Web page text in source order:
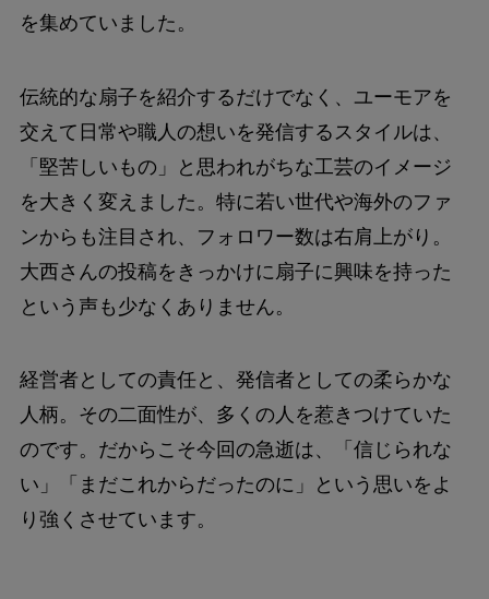
を集めていました。
伝統的な扇子を紹介するだけでなく、ユーモアを
交えて日常や職人の想いを発信するスタイルは、
「堅苦しいもの」と思われがちな工芸のイメージ
を大きく変えました。特に若い世代や海外のファ
ンからも注目され、フォロワー数は右肩上がり。
大西さんの投稿をきっかけに扇子に興味を持った
という声も少なくありません。
経営者としての責任と、発信者としての柔らかな
人柄。その二面性が、多くの人を惹きつけていた
のです。だからこそ今回の急逝は、「信じられな
い」「まだこれからだったのに」という思いをよ
り強くさせています。